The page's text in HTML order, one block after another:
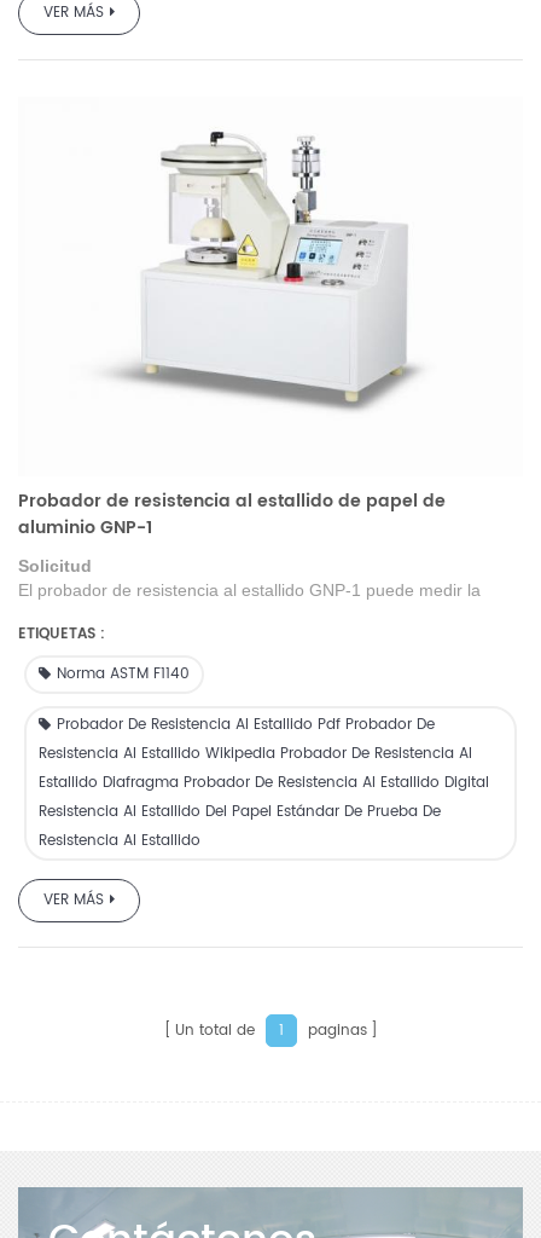
VER MÁS
Probador de resistencia al estallido de papel de
aluminio GNP-1
Solicitud
El probador de resistencia al estallido GNP-1 puede medir la
utilizar para probar la resistencia al estallido de telas, cuero,
cartón,
descomposición es 100 veces mayor que el tipo de aguja
ETIQUETAS :
Norma ASTM F1140
Probador De Resistencia Al Estallido Pdf Probador De
Resistencia Al Estallido Wikipedia Probador De Resistencia Al
Estallido Diafragma Probador De Resistencia Al Estallido Digital
Resistencia Al Estallido Del Papel Estándar De Prueba De
Resistencia Al Estallido
VER MÁS
Un total de 1 paginas